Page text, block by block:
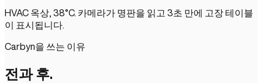
HVAC 옥상, 38°C. 카메라가 명판을 읽고 3초 만에 고장 테이블
이 표시됩니다.
Carbyn을 쓰는 이유
전과 후.